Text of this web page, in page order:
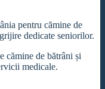
pentru cămine de
dedicate seniorilor.
cămine de bătrâni și
medicale.